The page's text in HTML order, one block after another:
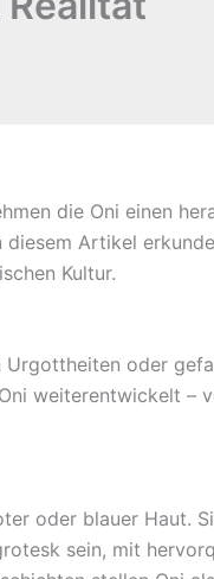
die Oni einen
diesem Artikel
Kultur.
oder
weiterentwickelt –
oder blauer Haut.
sein, mit